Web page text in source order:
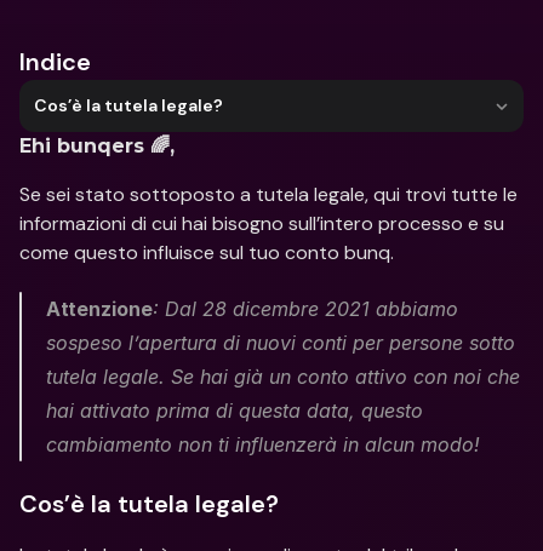
Indice
Cos’è la tutela legale?
Ehi bunqers 🌈,
Se sei stato sottoposto a tutela legale, qui trovi tutte le
informazioni di cui hai bisogno sull’intero processo e su
come questo influisce sul tuo conto bunq.
Attenzione: Dal 28 dicembre 2021 abbiamo
sospeso l’apertura di nuovi conti per persone sotto
tutela legale. Se hai già un conto attivo con noi che
hai attivato prima di questa data, questo
cambiamento non ti influenzerà in alcun modo!
Cos’è la tutela legale?